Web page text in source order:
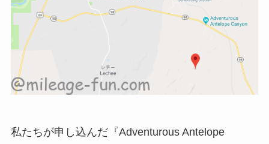
私たちが申し込んだ『Adventurous Antelope